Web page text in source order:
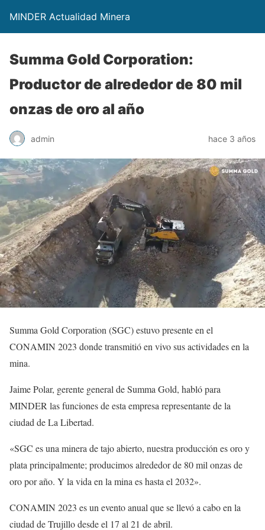
MINDER Actualidad Minera
Summa Gold Corporation:
Productor de alrededor de 80 mil
onzas de oro al año
admin hace 3 años
Summa Gold Corporation (SGC) estuvo presente en el
CONAMIN 2023 donde transmitió en vivo sus actividades en la
mina.
Jaime Polar, gerente general de Summa Gold, habló para
MINDER las funciones de esta empresa representante de la
ciudad de La Libertad.
«SGC es una minera de tajo abierto, nuestra producción es oro y
plata principalmente; producimos alrededor de 80 mil onzas de
oro por año. Y la vida en la mina es hasta el 2032».
CONAMIN 2023 es un evento anual que se llevó a cabo en la
ciudad de Trujillo desde el 17 al 21 de abril.